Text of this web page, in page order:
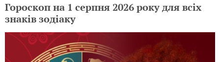
Гороскоп на 1 серпня 2026 року для всіх
знаків зодіаку